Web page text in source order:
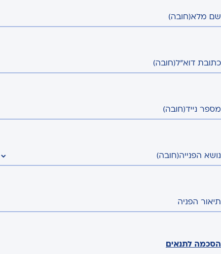
שם מלא(חובה)
כתובת דוא"ל(חובה)
מספר נייד(חובה)
נושא הפנייה(חובה)
תיאור הפניה
הסכמה לתנאים